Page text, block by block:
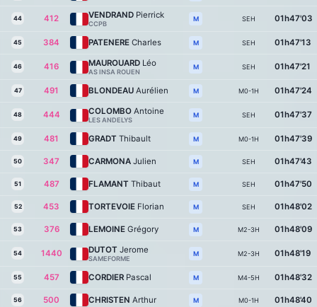
44 412 VENDRAND Pierrick
CCPB
M SEH 01h47'03
45 384 PATENERE Charles M SEH 01h47'13
46 416 MAUROUARD Léo
AS INSA ROUEN
M SEH 01h47'21
47 491 BLONDEAU Aurélien M M0-1H 01h47'24
48 444 COLOMBO Antoine
LES ANDELYS
M SEH 01h47'37
49 481 GRADT Thibault M M0-1H 01h47'39
50 347 CARMONA Julien M SEH 01h47'43
51 487 FLAMANT Thibaut M SEH 01h47'50
52 453 TORTEVOIE Florian M SEH 01h48'02
53 376 LEMOINE Grégory M M2-3H 01h48'09
54 1440 DUTOT Jerome
SAMEFORME
M M2-3H 01h48'19
55 457 CORDIER Pascal M M4-5H 01h48'32
56 500 CHRISTEN Arthur M M0-1H 01h48'40